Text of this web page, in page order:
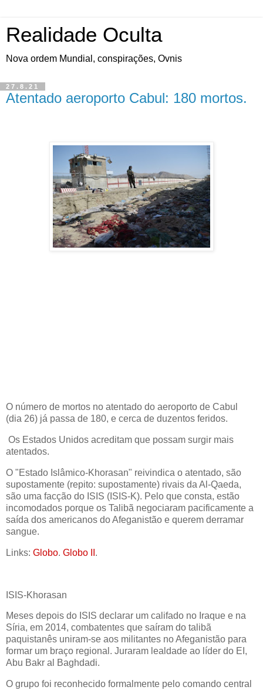
Realidade Oculta
Nova ordem Mundial, conspirações, Ovnis
27.8.21
Atentado aeroporto Cabul: 180 mortos.
O número de mortos no atentado do aeroporto de Cabul
(dia 26) já passa de 180, e cerca de duzentos feridos.
Os Estados Unidos acreditam que possam surgir mais
atentados.
O "Estado Islâmico-Khorasan" reivindica o atentado, são
supostamente (repito: supostamente) rivais da Al-Qaeda,
são uma facção do ISIS (ISIS-K). Pelo que consta, estão
incomodados porque os Talibã negociaram pacificamente a
saída dos americanos do Afeganistão e querem derramar
sangue.
Links: Globo. Globo II .
ISIS-Khorasan
Meses depois do ISIS declarar um califado no Iraque e na
Síria, em 2014, combatentes que saíram do talibã
paquistanês uniram-se aos militantes no Afeganistão para
formar um braço regional. Juraram lealdade ao líder do EI,
Abu Bakr al Baghdadi.
O grupo foi reconhecido formalmente pelo comando central